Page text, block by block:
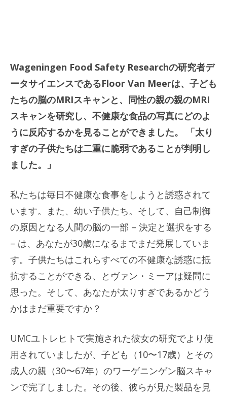
Wageningen Food Safety Researchの研究者デ
ータサイエンスであるFloor Van Meerは、子ども
たちの脳のMRIスキャンと、同性の親の親のMRI
スキャンを研究し、不健康な食品の写真にどのよ
うに反応するかを見ることができました。 「太り
すぎの子供たちは二重に脆弱であることが判明し
ました。」
私たちは毎日不健康な食事をしようと誘惑されて
います。また、幼い子供たち。そして、自己制御
の原因となる人間の脳の一部 – 決定と選択をする
– は、あなたが30歳になるまでまだ発展していま
す。子供たちはこれらすべての不健康な誘惑に抵
抗することができる、とヴァン・ミーアは疑問に
思った。そして、あなたが太りすぎであるかどう
かはまだ重要ですか？
UMCユトレヒトで実施された彼女の研究でより使
用されていましたが、子ども（10〜17歳）とその
成人の親（30〜67年）のワーゲニンゲン脳スキャ
ンで完了しました。その後、彼らが見た製品を見